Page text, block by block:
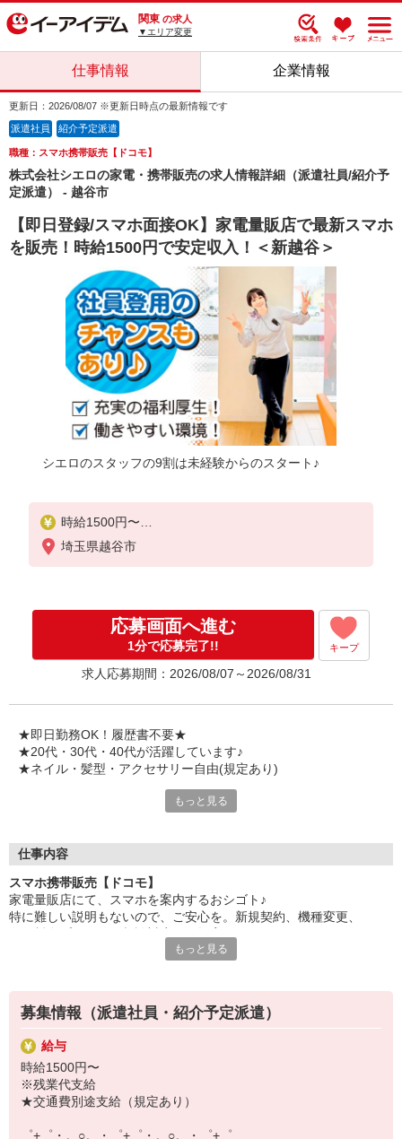
関東 の求人
▼エリア変更
仕事情報 企業情報
更新日：2026/08/07 ※更新日時点の最新情報です
派遣社員 紹介予定派遣
職種：スマホ携帯販売【ドコモ】
株式会社シエロの家電・携帯販売の求人情報詳細（派遣社員/紹介予
定派遣） - 越谷市
【即日登録/スマホ面接OK】家電量販店で最新スマホ
を販売！時給1500円で安定収入！＜新越谷＞
シエロのスタッフの9割は未経験からのスタート♪
時給1500円〜
※残業代支給
★交通費別途支給（規定あり）
入社祝い金10万円支給(規定有)
お友達を紹介頂くと,
インセンティブ支給(規定有)
゜・。○。・゜+゜・。○。・゜+゜
埼玉県越谷市
応募画面へ進む
1分で応募完了!! キープ
求人応募期間：2026/08/07～2026/08/31
★即日勤務OK！履歴書不要★
★20代・30代・40代が活躍しています♪
★ネイル・髪型・アクセサリー自由(規定あり)
各キャリアの新機種が特別価格で購入OK！！
特別割引価格でご利用可能☆☆
お得に過ごしたいあなたの味方です♪
【選べるお仕事いろいろ】
事務、経理、データ入力、コールセンター、受付
▼工場・製造・軽作業系
機械/食品製造・梱包・仕分け・加工・組立・検査
▼美容系
眉毛サロンのアイブロウ・ネイリスト・エステ
▼営業・販売
法人営業・アパレル販売・個別指導塾・人材紹介
▼人気案件も多数♪
短期・期間限定・オープニング・官公庁案件
もっと見る
仕事内容
スマホ携帯販売【ドコモ】
家電量販店にて、スマホを案内するおシゴト♪
特に難しい説明もないので、ご安心を。新規契約、機種変更、
満足度◎
■携帯やインターネット販売業務
docomo(ドコモ)/au(エーユー)・KDDI/softbank(ソフトバンク)など
の大手キャリアから
ワイモバイル(Y!mobille)、楽天モバイル、UQなど格安スマホまで幅
広く紹介可能♪
もっと見る
募集情報（派遣社員・紹介予定派遣）
給与
時給1500円〜
※残業代支給
★交通費別途支給（規定あり）
゜+゜・。○。・゜+゜・。○。・゜+゜